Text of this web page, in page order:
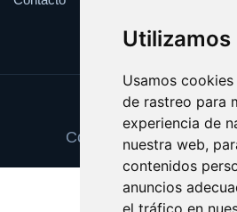
Usamos
de rastreo para
experiencia de
nuestra web,
contenidos
anuncios
el tráfico en
Update cookies
Copyright © 2025